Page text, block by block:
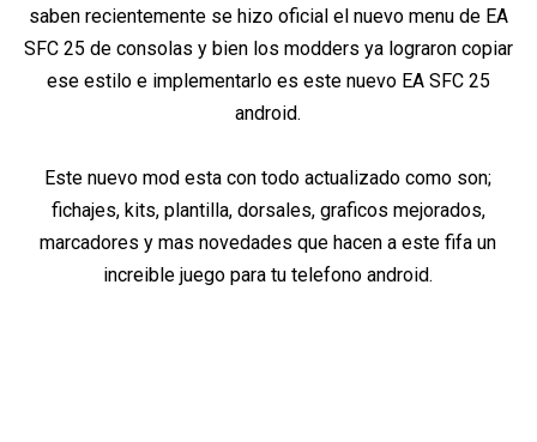
saben recientemente se hizo oficial el nuevo menu de EA
SFC 25 de consolas y bien los modders ya lograron copiar
ese estilo e implementarlo es este nuevo EA SFC 25
android.
Este nuevo mod esta con todo actualizado como son;
fichajes, kits, plantilla, dorsales, graficos mejorados,
marcadores y mas novedades que hacen a este fifa un
increible juego para tu telefono android.